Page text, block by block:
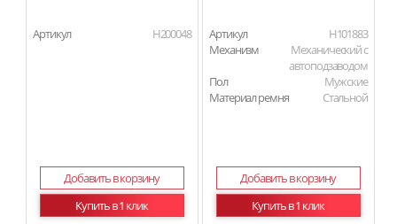
Артикул H200048
Добавить в корзину
Купить в 1 клик
Артикул
H101883
Механизм
Механический с
автоподзаводом
Пол
Мужские
Материал ремня
Стальной
Добавить в корзину
Купить в 1 клик